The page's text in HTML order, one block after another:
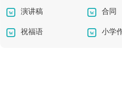
演讲稿 合同
祝福语 小学